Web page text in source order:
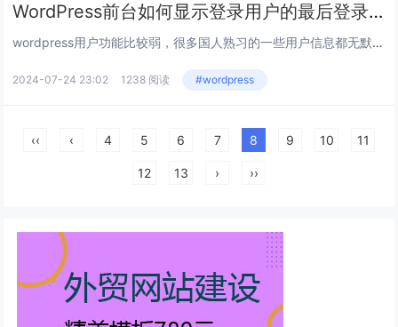
WordPress前台如何显示登录用户的最后登录时间
wordpress用户功能比较弱，很多国人熟习的一些用户信息都无默认的调用代码，比如用户注册时间、最后登录时间等，下面由wordpress教程栏目给大家分享一个前台显示用户最后登录时间的代码。 可以将下面的代码添加到当前主题funct...
2024-07-24 23:02 1238 阅读 #wordpress
‹‹ ‹ 4 5 6 7 8 9 10 11
12 13 › ››